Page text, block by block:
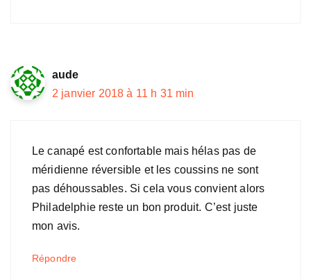
aude
2 janvier 2018 à 11 h 31 min
Le canapé est confortable mais hélas pas de
méridienne réversible et les coussins ne sont
pas déhoussables. Si cela vous convient alors
Philadelphie reste un bon produit. C’est juste
mon avis.
Répondre